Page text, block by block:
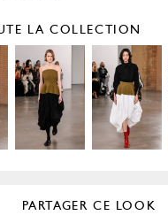
LA COLLECTION
PARTAGER CE LOOK